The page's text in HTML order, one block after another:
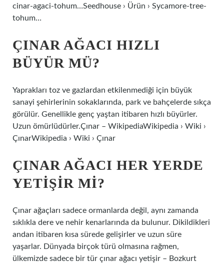
cinar-agaci-tohum…Seedhouse › Ürün › Sycamore-tree-
tohum…
ÇINAR AĞACI HIZLI
BÜYÜR MÜ?
Yaprakları toz ve gazlardan etkilenmediği için büyük
sanayi şehirlerinin sokaklarında, park ve bahçelerde sıkça
görülür. Genellikle genç yaştan itibaren hızlı büyürler.
Uzun ömürlüdürler.Çınar – WikipediaWikipedia › Wiki ›
ÇınarWikipedia › Wiki › Çınar
ÇINAR AĞACI HER YERDE
YETIŞIR MI?
Çınar ağaçları sadece ormanlarda değil, aynı zamanda
sıklıkla dere ve nehir kenarlarında da bulunur. Dikildikleri
andan itibaren kısa sürede gelişirler ve uzun süre
yaşarlar. Dünyada birçok türü olmasına rağmen,
ülkemizde sadece bir tür çınar ağacı yetişir – Bozkurt